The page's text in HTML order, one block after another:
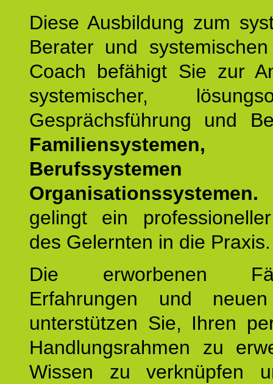
Diese Ausbildung zum
Berater und
Coach befähigt Sie zur
systemischer,
Gesprächsführung und
Familiensystemen,
Organisationssystemen.
gelingt ein
des Gelernten in die Praxis.
Die erworbenen
Erfahrungen und
unterstützen Sie, Ihren
Handlungsrahmen zu
Wissen zu verknüpfen